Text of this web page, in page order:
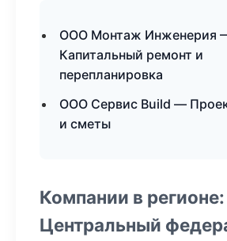
ООО Монтаж Инженерия
Капитальный ремонт и
перепланировка
ООО Сервис Build —
и сметы
Компании в регионе:
Центральный